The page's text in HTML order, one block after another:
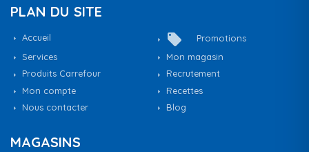
PLAN DU SITE
Accueil local_offer
Promotions
Services
Mon magasin
Produits Carrefour
Recrutement
Mon compte
Recettes
Nous contacter
Blog
MAGASINS